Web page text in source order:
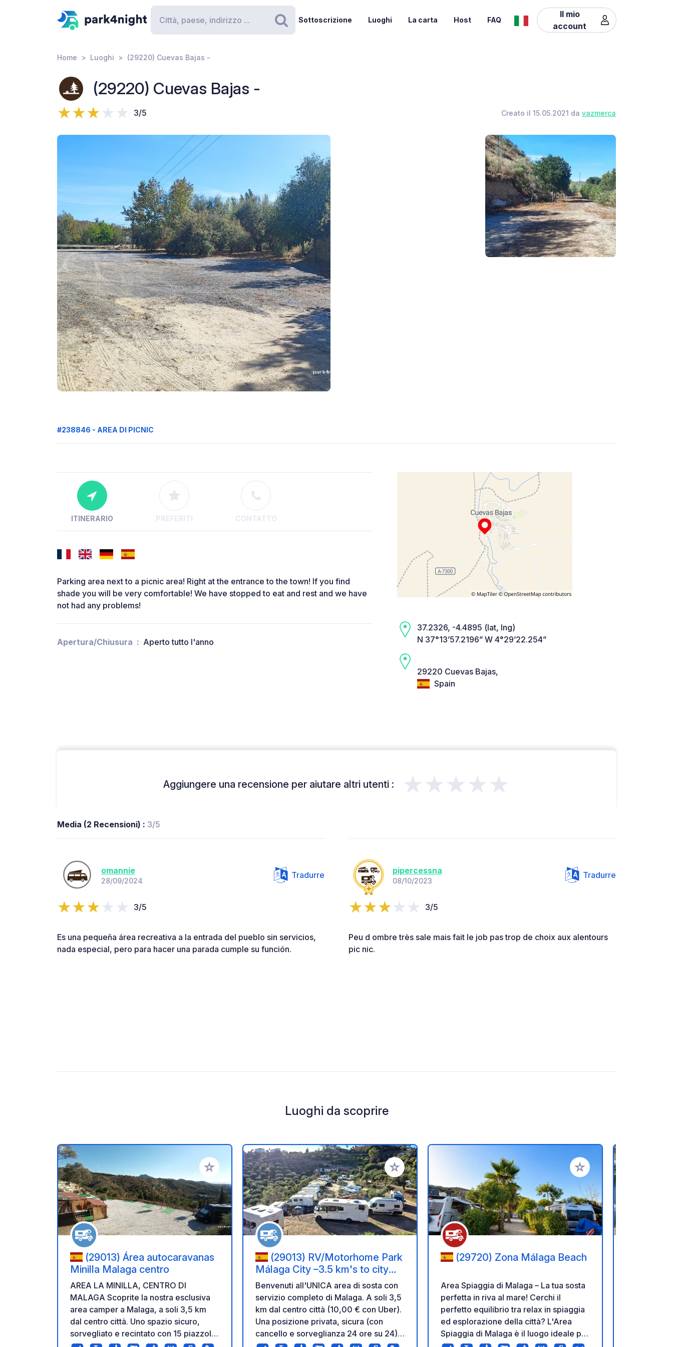
Ricerca
Sottoscrizione Luoghi La carta Host FAQ
Il mio
account
Home Luoghi (29220) Cuevas Bajas -
(29220) Cuevas Bajas -
3/5 Creato il 15.05.2021 da vazmerca
#238846 - AREA DI PICNIC
ITINERARIO PREFERITI CONTATTO
Parking area next to a picnic area! Right at the entrance to the town! If you find
shade you will be very comfortable! We have stopped to eat and rest and we have
not had any problems!
Apertura/Chiusura Aperto tutto l'anno
37.2326, -4.4895 (lat, lng)
N 37°13’57.2196” W 4°29’22.254”
29220 Cuevas Bajas,
Spain
Aggiungere una recensione per aiutare altri utenti : ★★★★★
Media (2 Recensioni) : 3/5
omannie
28/09/2024
Tradurre
3/5
Es una pequeña área recreativa a la entrada del pueblo sin servicios,
nada especial, pero para hacer una parada cumple su función.
pipercessna
08/10/2023
Tradurre
3/5
Peu d ombre très sale mais fait le job pas trop de choix aux alentours
pic nic.
Luoghi da scoprire
Aggiungi ai tuoi preferiti
(29013) Área autocaravanas
Minilla Malaga centro
AREA LA MINILLA, CENTRO DI
MALAGA Scoprite la nostra esclusiva
area camper a Malaga, a soli 3,5 km
dal centro città. Uno spazio sicuro,
sorvegliato e recintato con 15 piazzole
Aggiungi ai tuoi preferiti
(29013) RV/Motorhome Park
Málaga City –3.5 km's to city
centre
Benvenuti all'UNICA area di sosta con
servizio completo di Malaga. A soli 3,5
km dal centro città (10,00 € con Uber).
Una posizione privata, sicura (con
cancello e sorveglianza 24 ore su 24),
Aggiungi ai tuoi preferiti
(29720) Zona Málaga Beach
Area Spiaggia di Malaga – La tua sosta
perfetta in riva al mare! Cerchi il
perfetto equilibrio tra relax in spiaggia
ed esplorazione della città? L'Area
Spiaggia di Malaga è il luogo ideale per